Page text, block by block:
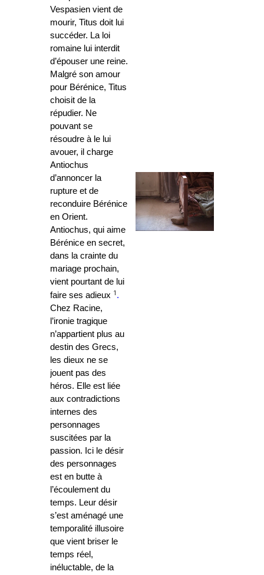
Vespasien vient de
mourir, Titus doit lui
succéder. La loi
romaine lui interdit
d’épouser une reine.
Malgré son amour
pour Bérénice, Titus
choisit de la
répudier. Ne
pouvant se
résoudre à le lui
avouer, il charge
Antiochus
d’annoncer la
rupture et de
reconduire Bérénice
en Orient.
Antiochus, qui aime
Bérénice en secret,
dans la crainte du
mariage prochain,
vient pourtant de lui
faire ses adieux 1 .
Chez Racine,
l’ironie tragique
n’appartient plus au
destin des Grecs,
les dieux ne se
jouent pas des
héros. Elle est liée
aux contradictions
internes des
personnages
suscitées par la
passion. Ici le désir
des personnages
est en butte à
l’écoulement du
temps. Leur désir
s’est aménagé une
temporalité illusoire
que vient briser le
temps réel,
inéluctable, de la